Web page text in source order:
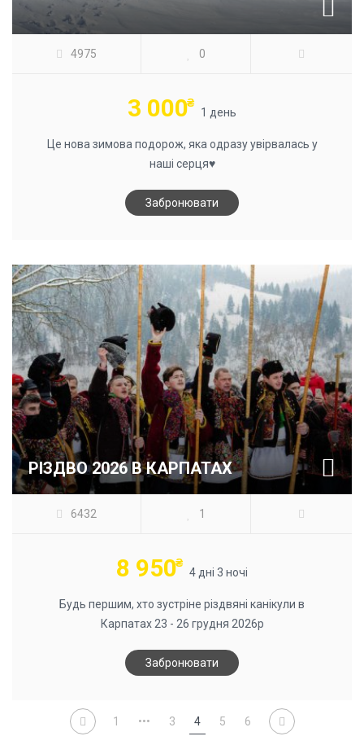
4975 0
3 000₴
1 день
Це нова зимова подорож, яка одразу увірвалась у
наші серця♥️
Забронювати
РІЗДВО 2026 В КАРПАТАХ
6432 1
8 950₴
4 дні 3 ночі
Будь першим, хто зустріне різдвяні канікули в
Карпатах 23 - 26 грудня 2026р
Забронювати
1 ••• 3 4 5 6